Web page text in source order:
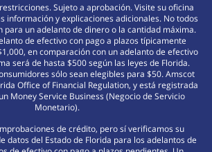
Sujeto a aprobación. Visite su oficina
información y explicaciones adicionales. No todos
para un adelanto de dinero o la cantidad máxima.
de efectivo con pago a plazos típicamente
en comparación con un adelanto de efectivo
será de hasta $500 según las leyes de Florida.
sólo sean elegibles para $50. Amscot
Office of Financial Regulation, y está registrada
Money Service Business (Negocio de Servicio
Monetario).
de crédito, pero sí verificamos su
datos del Estado de Florida para los adelantos de